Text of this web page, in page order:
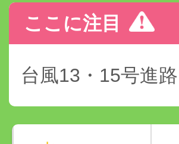
ここに注目
台風13・15号進